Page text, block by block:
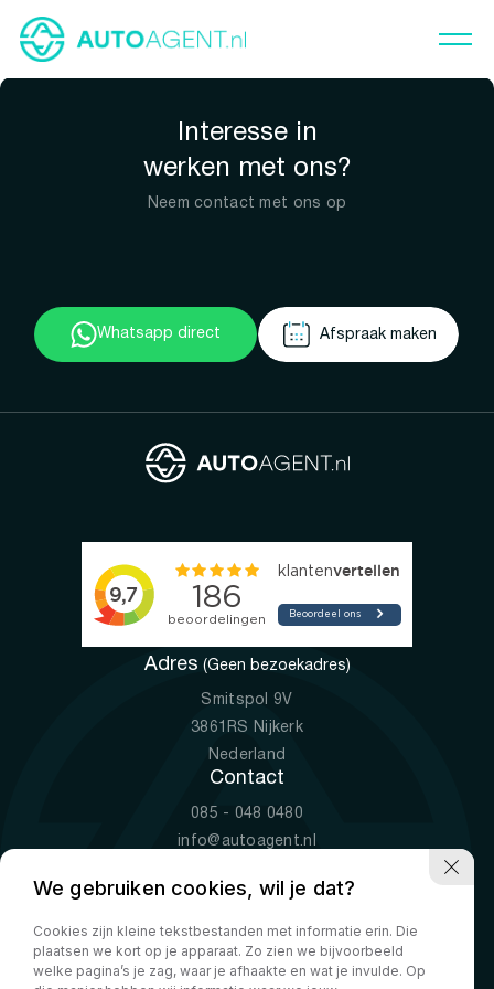
Interesse in
werken met ons?
Neem contact met ons op
Whatsapp direct Afspraak maken
Adres (Geen bezoekadres)
Smitspol 9V
3861RS Nijkerk
Nederland
Contact
085 - 048 0480
info@autoagent.nl
Openingstijden
Ma-Vr
09:00 - 19:00
Za
10:00 - 17:00
We gebruiken cookies, wil je dat?
Cookies zijn kleine tekstbestanden met informatie erin. Die
plaatsen we kort op je apparaat. Zo zien we bijvoorbeeld
welke pagina’s je zag, waar je afhaakte en wat je invulde. Op